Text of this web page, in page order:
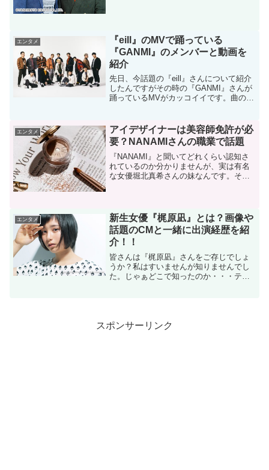
中でM1グランプリの最...
エンタメ
『eill』のMVで踊っている
『GANMI』のメンバーと動画を
紹介
先日、今話題の『eill』さんについて紹介
したんですがその時の『GANMI』さんが
踊っているMVがカッコイイです。曲のタ
いると気持ちのいいもので単純にスゴイ
の一...
エンタメ
アイデザイナーは美容師免許が必
要？NANAMIさんの職業で話題
『NANAMI』と聞いてどれくらい認知さ
れているのか分かりませんが、実は有名
な女優堀北真希さんの妹なんです。その
NANAMIさんの...
エンタメ
新生女優『梶原凪』とは？画像や
話題のCMと一緒に出演経歴を紹
介！！
皆さんは『梶原凪』さんをご存じでしょ
うか？私はすいませんが知りませんでし
た。じゃぁどこで知ったのか・・・テレ
スポンサーリンク